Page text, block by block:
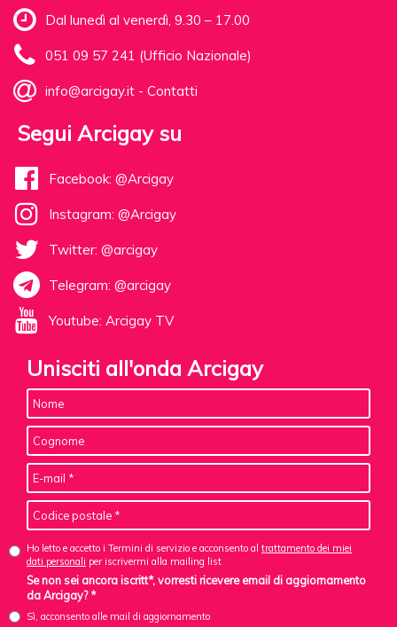
Dal lunedì al venerdì, 9.30 – 17.00
051 09 57 241 (Ufficio Nazionale)
info@arcigay.it - Contatti
Segui Arcigay su
Facebook: @Arcigay
Instagram: @Arcigay
Twitter: @arcigay
Telegram: @arcigay
Youtube: Arcigay TV
Unisciti all'onda Arcigay
Ho letto e accetto i Termini di servizio e acconsento al trattamento dei miei
dati personali per iscrivermi alla mailing list
Se non sei ancora iscritt*, vorresti ricevere email di aggiornamento
da Arcigay? *
Sì, acconsento alle mail di aggiornamento